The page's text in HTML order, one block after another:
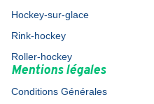
Hockey-sur-glace
Rink-hockey
Roller-hockey
Mentions légales
Conditions Générales